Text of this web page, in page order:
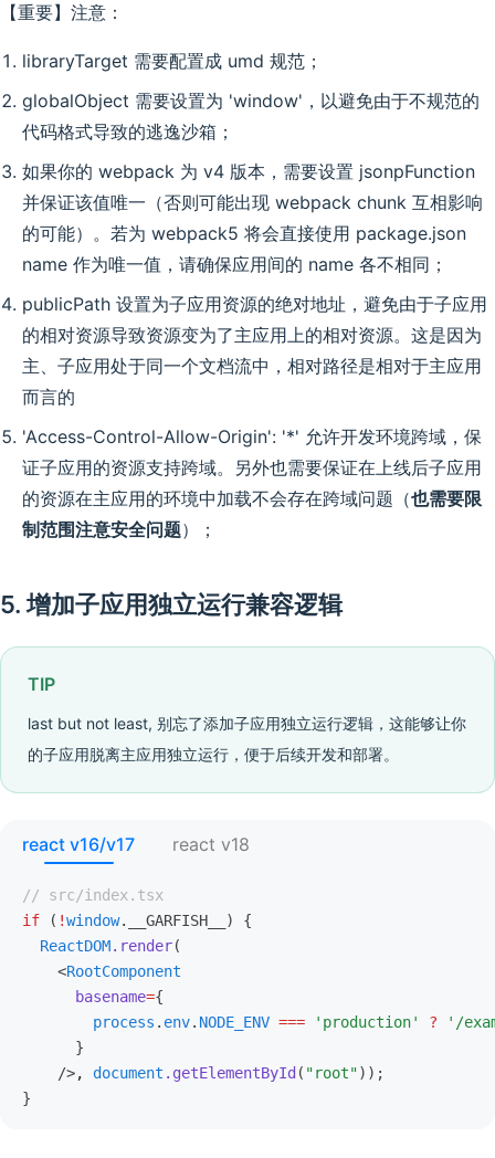
【重要】注意：
libraryTarget 需要配置成 umd 规范；
globalObject 需要设置为 'window'，以避免由于不规范的
代码格式导致的逃逸沙箱；
如果你的 webpack 为 v4 版本，需要设置 jsonpFunction
并保证该值唯一（否则可能出现 webpack chunk 互相影响
的可能）。若为 webpack5 将会直接使用 package.json
name 作为唯一值，请确保应用间的 name 各不相同；
publicPath 设置为子应用资源的绝对地址，避免由于子应用
的相对资源导致资源变为了主应用上的相对资源。这是因为
主、子应用处于同一个文档流中，相对路径是相对于主应用
而言的
'Access-Control-Allow-Origin': '*' 允许开发环境跨域，保
证子应用的资源支持跨域。另外也需要保证在上线后子应用
的资源在主应用的环境中加载不会存在跨域问题（也需要限
制范围注意安全问题）；
5. 增加子应用独立运行兼容逻辑
TIP
last but not least, 别忘了添加子应用独立运行逻辑，这能够让你
的子应用脱离主应用独立运行，便于后续开发和部署。
react v16/v17 react v18
// src/index.tsx
if ( !window.__GARFISH__) {
  ReactDOM
.render(
    <
RootComponent
      basename
={
        process
. env. NODE_ENV === 'production' ? '/
      }
    />
, document .getElementById ( "root"));
}